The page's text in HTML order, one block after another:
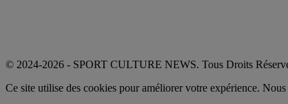
© 2024-2026 - SPORT CULTURE NEWS. Tous Droits
Ce site utilise des cookies pour améliorer votre expérience.